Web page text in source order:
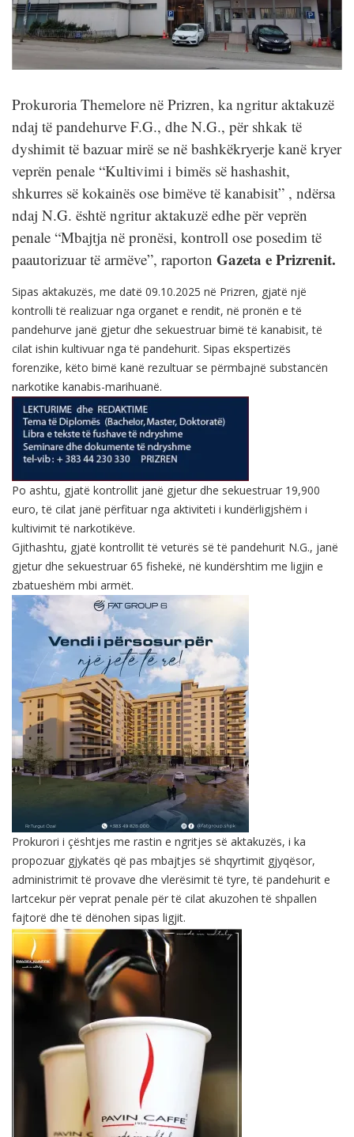
Prokuroria Themelore në Prizren, ka ngritur aktakuzë
ndaj të pandehurve F.G., dhe N.G., për shkak të
dyshimit të bazuar mirë se në bashkëkryerje kanë kryer
veprën penale “Kultivimi i bimës së hashashit,
shkurres së kokainës ose bimëve të kanabisit” , ndërsa
ndaj N.G. është ngritur aktakuzë edhe për veprën
penale “Mbajtja në pronësi, kontroll ose posedim të
paautorizuar të armëve”, raporton Gazeta e Prizrenit.
Sipas aktakuzës, me datë 09.10.2025 në Prizren, gjatë një
kontrolli të realizuar nga organet e rendit, në pronën e të
pandehurve janë gjetur dhe sekuestruar bimë të kanabisit, të
cilat ishin kultivuar nga të pandehurit. Sipas ekspertizës
forenzike, këto bimë kanë rezultuar se përmbajnë substancën
narkotike kanabis-marihuanë.
Po ashtu, gjatë kontrollit janë gjetur dhe sekuestruar 19,900
euro, të cilat janë përfituar nga aktiviteti i kundërligjshëm i
kultivimit të narkotikëve.
Gjithashtu, gjatë kontrollit të veturës së të pandehurit N.G., janë
gjetur dhe sekuestruar 65 fishekë, në kundërshtim me ligjin e
zbatueshëm mbi armët.
Prokurori i çështjes me rastin e ngritjes së aktakuzës, i ka
propozuar gjykatës që pas mbajtjes së shqyrtimit gjyqësor,
administrimit të provave dhe vlerësimit të tyre, të pandehurit e
lartcekur për veprat penale për të cilat akuzohen të shpallen
fajtorë dhe të dënohen sipas ligjit.